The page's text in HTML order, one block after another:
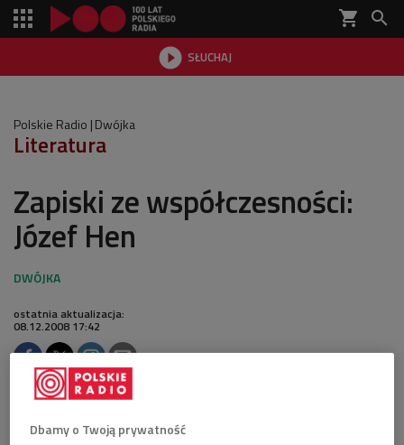
shopping_cart 
 SŁUCHAJ

Polskie Radio Dwójka
Literatura
Zapiski ze współczesności:
Józef Hen
ostatnia aktualizacja:
08.12.2008 17:42
Google News
Dbamy o Twoją prywatność